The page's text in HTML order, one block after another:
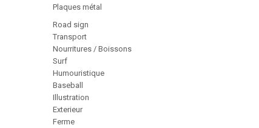
Plaques métal
Road sign
Transport
Nourritures / Boissons
Surf
Humouristique
Baseball
Illustration
Exterieur
Ferme